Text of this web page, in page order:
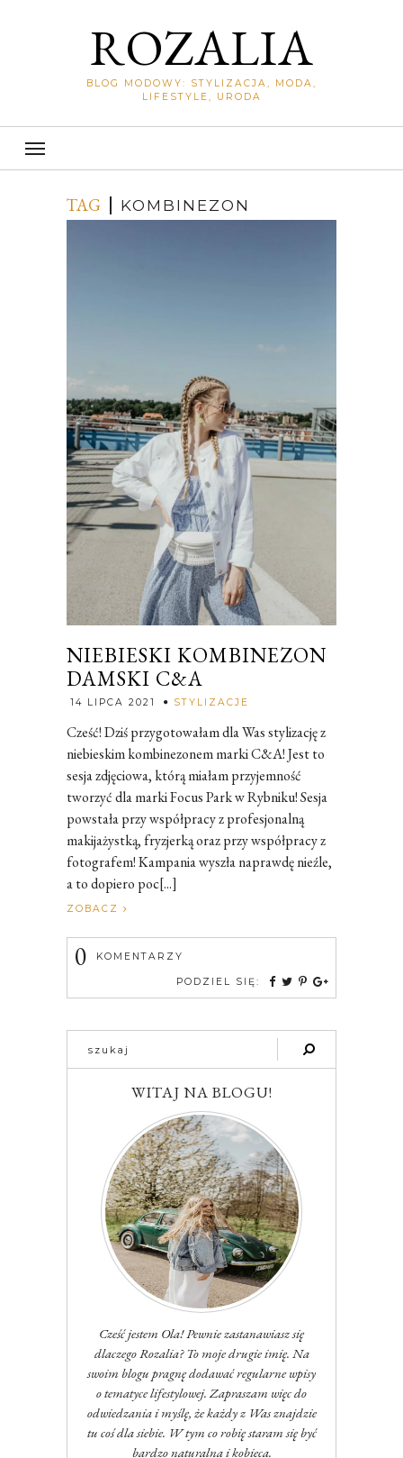
ROZALIA
BLOG MODOWY: STYLIZACJA, MODA,
LIFESTYLE, URODA
TAG KOMBINEZON
NIEBIESKI KOMBINEZON
DAMSKI C&A
14 LIPCA 2021 STYLIZACJE
Cześć! Dziś przygotowałam dla Was stylizację z
niebieskim kombinezonem marki C&A! Jest to
sesja zdjęciowa, którą miałam przyjemność
tworzyć dla marki Focus Park w Rybniku! Sesja
powstała przy współpracy z profesjonalną
makijażystką, fryzjerką oraz przy współpracy z
fotografem! Kampania wyszła naprawdę nieźle,
a to dopiero poc[...]
ZOBACZ
0 KOMENTARZY
PODZIEL SIĘ:
WITAJ NA BLOGU!
Cześć jestem Ola! Pewnie zastanawiasz się
dlaczego Rozalia? To moje drugie imię. Na
swoim blogu pragnę dodawać regularne wpisy
o tematyce lifestylowej. Zapraszam więc do
odwiedzania i myślę, że każdy z Was znajdzie
tu coś dla siebie. W tym co robię staram się być
bardzo naturalna i kobieca.